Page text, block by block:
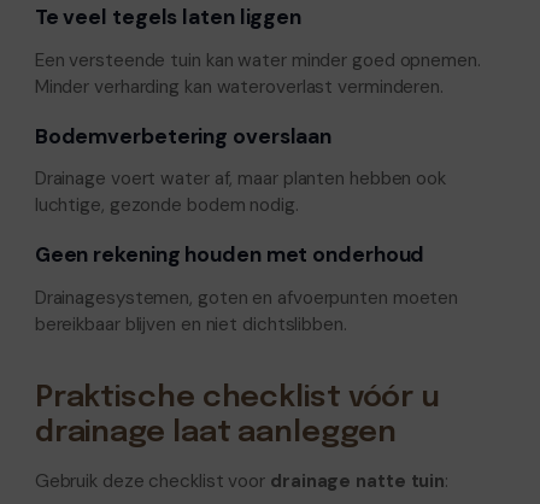
Te veel tegels laten liggen
Een versteende tuin kan water minder goed opnemen.
Minder verharding kan wateroverlast verminderen.
Bodemverbetering overslaan
Drainage voert water af, maar planten hebben ook
luchtige, gezonde bodem nodig.
Geen rekening houden met onderhoud
Drainagesystemen, goten en afvoerpunten moeten
bereikbaar blijven en niet dichtslibben.
Praktische checklist vóór u
drainage laat aanleggen
Gebruik deze checklist voor drainage natte tuin: